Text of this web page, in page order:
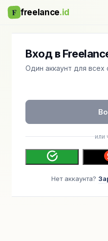
F freelance.id
Вход в
Один аккаунт для всех
или
Нет аккаунта?